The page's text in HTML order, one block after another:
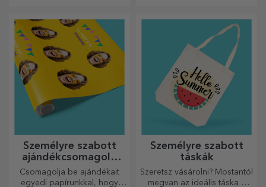
Személyre szabott
ajándékcsomagoló
papír
Csomagolja be ajándékait
egyedi papírunkkal, hogy
Személyre szabott
táskák
Szeretsz vásárolni? Mostantól
megvan az ideális táska a